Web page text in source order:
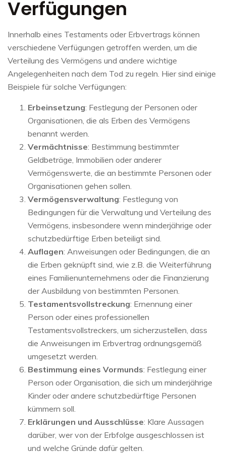
Verfügungen
Innerhalb eines Testaments oder Erbvertrags können
verschiedene Verfügungen getroffen werden, um die
Verteilung des Vermögens und andere wichtige
Angelegenheiten nach dem Tod zu regeln. Hier sind einige
Beispiele für solche Verfügungen:
Erbeinsetzung: Festlegung der Personen oder
Organisationen, die als Erben des Vermögens
benannt werden.
Vermächtnisse: Bestimmung bestimmter
Geldbeträge, Immobilien oder anderer
Vermögenswerte, die an bestimmte Personen oder
Organisationen gehen sollen.
Vermögensverwaltung: Festlegung von
Bedingungen für die Verwaltung und Verteilung des
Vermögens, insbesondere wenn minderjährige oder
schutzbedürftige Erben beteiligt sind.
Auflagen: Anweisungen oder Bedingungen, die an
die Erben geknüpft sind, wie z.B. die Weiterführung
eines Familienunternehmens oder die Finanzierung
der Ausbildung von bestimmten Personen.
Testamentsvollstreckung: Ernennung einer
Person oder eines professionellen
Testamentsvollstreckers, um sicherzustellen, dass
die Anweisungen im Erbvertrag ordnungsgemäß
umgesetzt werden.
Bestimmung eines Vormunds: Festlegung einer
Person oder Organisation, die sich um minderjährige
Kinder oder andere schutzbedürftige Personen
kümmern soll.
Erklärungen und Ausschlüsse: Klare Aussagen
darüber, wer von der Erbfolge ausgeschlossen ist
und welche Gründe dafür gelten.